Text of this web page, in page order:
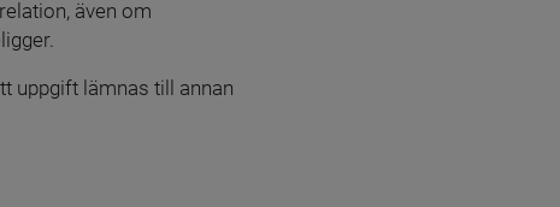
även om
uppgift lämnas till annan